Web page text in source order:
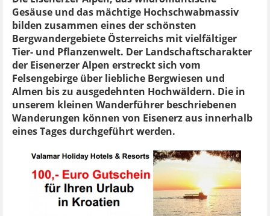
Gesäuse und das mächtige Hochschwabmassiv
bilden zusammen eines der schönsten
Bergwandergebiete Österreichs mit vielfältiger
Tier- und Pflanzenwelt. Der Landschaftscharakter
der Eisenerzer Alpen erstreckt sich vom
Felsengebirge über liebliche Bergwiesen und
Almen bis zu ausgedehnten Hochwäldern. Die in
unserem kleinen Wanderführer beschriebenen
Wanderungen können von Eisenerz aus innerhalb
eines Tages durchgeführt werden.